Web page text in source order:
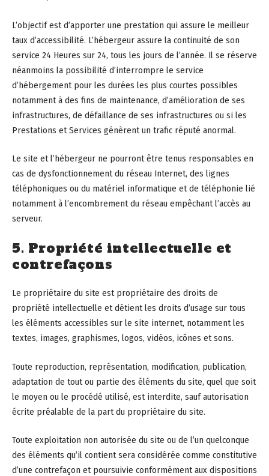
L’objectif est d’apporter une prestation qui assure le meilleur
taux d’accessibilité. L’hébergeur assure la continuité de son
service 24 Heures sur 24, tous les jours de l’année. Il se réserve
néanmoins la possibilité d’interrompre le service
d’hébergement pour les durées les plus courtes possibles
notamment à des fins de maintenance, d’amélioration de ses
infrastructures, de défaillance de ses infrastructures ou si les
Prestations et Services génèrent un trafic réputé anormal.
Le site et l’hébergeur ne pourront être tenus responsables en
cas de dysfonctionnement du réseau Internet, des lignes
téléphoniques ou du matériel informatique et de téléphonie lié
notamment à l’encombrement du réseau empêchant l’accès au
serveur.
5. Propriété intellectuelle et
contrefaçons
Le propriétaire du site est propriétaire des droits de
propriété intellectuelle et détient les droits d’usage sur tous
les éléments accessibles sur le site internet, notamment les
textes, images, graphismes, logos, vidéos, icônes et sons.
Toute reproduction, représentation, modification, publication,
adaptation de tout ou partie des éléments du site, quel que soit
le moyen ou le procédé utilisé, est interdite, sauf autorisation
écrite préalable de la part du propriétaire du site.
Toute exploitation non autorisée du site ou de l’un quelconque
des éléments qu’il contient sera considérée comme constitutive
d’une contrefaçon et poursuivie conformément aux dispositions